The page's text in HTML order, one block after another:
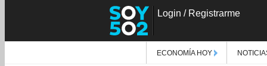
Login / Registrarme
ECONOMÍA HOY